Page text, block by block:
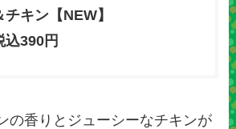
キン【NEW】
込390円
の香りとジューシーなチキンが